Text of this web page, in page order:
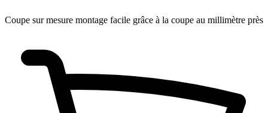
Coupe sur mesure montage facile grâce à la coupe au millimètre près